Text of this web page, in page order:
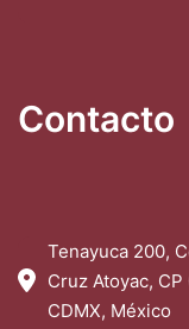
Contacto
Tenayuca 200,
Cruz Atoyac, CP
CDMX, México